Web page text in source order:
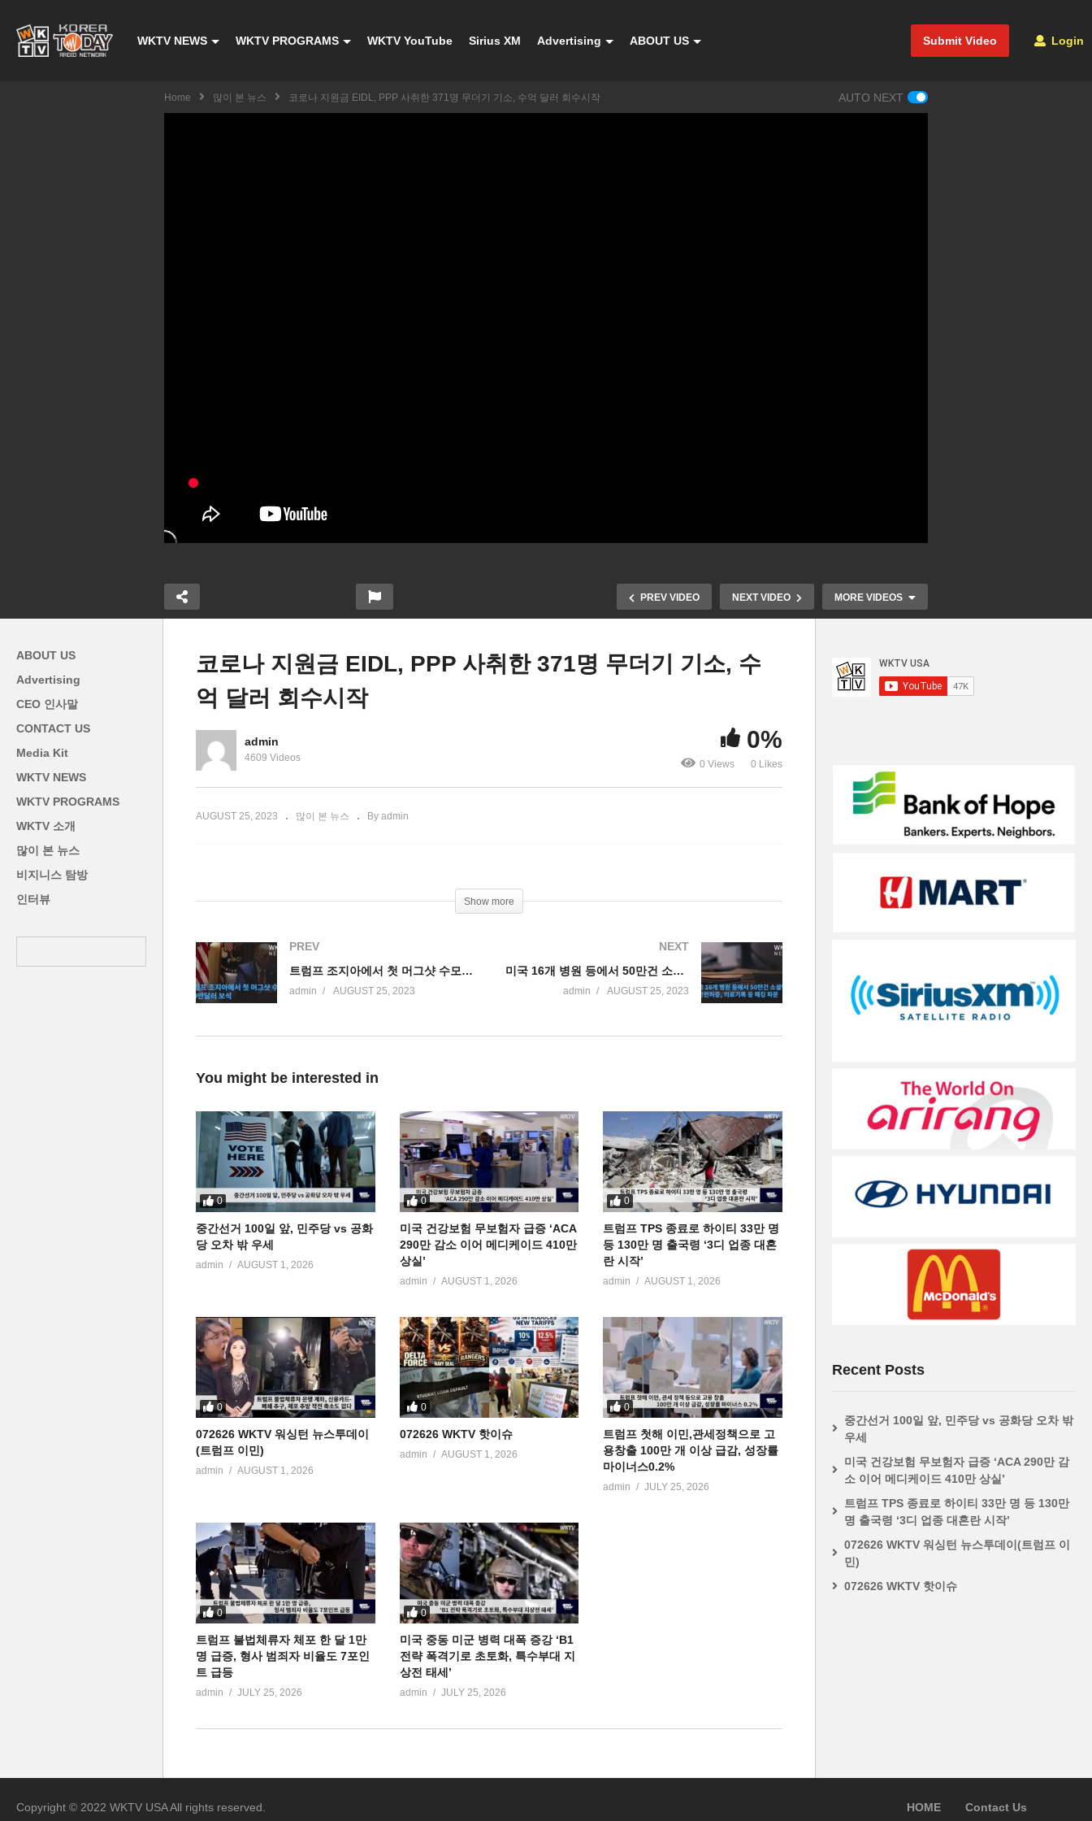
Submit Video Login
WKTV NEWS WKTV PROGRAMS WKTV YouTube Sirius XM Advertising ABOUT US
Home 많이 본 뉴스 코로나 지원금 EIDL, PPP 사취한 371명 무더기 기소, 수억 달러 회수시작 AUTO NEXT
PREV VIDEO NEXT VIDEO MORE VIDEOS
맞으세요
하와이 마우이 비극 ‘사망자
ABOUT US
Advertising
CEO 인사말
CONTACT US
Media Kit
WKTV NEWS
WKTV PROGRAMS
WKTV 소개
많이 본 뉴스
비지니스 탐방
인터뷰
코로나 지원금 EIDL, PPP 사취한 371명 무더기 기소, 수
억 달러 회수시작
admin
4609 Videos
0%
0 Views 0 Likes
AUGUST 25, 2023 많이 본 뉴스 By admin
Show more
PREV
트럼프 조지아에서 첫 머그샷 수모, 20만달러 보석
admin AUGUST 25, 2023
NEXT
미국 16개 병원 등에서 50만건 소셜번호, 운전면허증, 의료기록 등 해킹 파문
admin AUGUST 25, 2023
You might be interested in
0
중간선거 100일 앞, 민주당 vs 공화
당 오차 밖 우세
admin AUGUST 1, 2026
0
미국 건강보험 무보험자 급증 ‘ACA
290만 감소 이어 메디케이드 410만
상실’
admin AUGUST 1, 2026
0
트럼프 TPS 종료로 하이티 33만 명
등 130만 명 출국령 ‘3디 업종 대혼
란 시작’
admin AUGUST 1, 2026
0
072626 WKTV 워싱턴 뉴스투데이
(트럼프 이민)
admin AUGUST 1, 2026
0
072626 WKTV 핫이슈
admin AUGUST 1, 2026
0
트럼프 첫해 이민,관세정책으로 고
용창출 100만 개 이상 급감, 성장률
마이너스0.2%
admin JULY 25, 2026
0
트럼프 불법체류자 체포 한 달 1만
명 급증, 형사 범죄자 비율도 7포인
트 급등
admin JULY 25, 2026
0
미국 중동 미군 병력 대폭 증강 ‘B1
전략 폭격기로 초토화, 특수부대 지
상전 태세’
admin JULY 25, 2026
Recent Posts
중간선거 100일 앞, 민주당 vs 공화당 오차 밖
우세
미국 건강보험 무보험자 급증 ‘ACA 290만 감
소 이어 메디케이드 410만 상실’
트럼프 TPS 종료로 하이티 33만 명 등 130만
명 출국령 ‘3디 업종 대혼란 시작’
072626 WKTV 워싱턴 뉴스투데이(트럼프 이
민)
072626 WKTV 핫이슈
Copyright © 2022 WKTV USA All rights reserved. HOME Contact Us